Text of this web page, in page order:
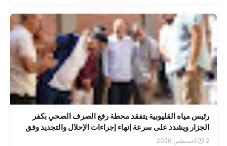
رئيس مياه القليوبية يتفقد محطة رفع الصرف الصحي بكفر
الجزار ويشدد على سرعة إنهاء إجراءات الإحلال والتجديد وفق
جدول زمني محدد
2 أغسطس 2026